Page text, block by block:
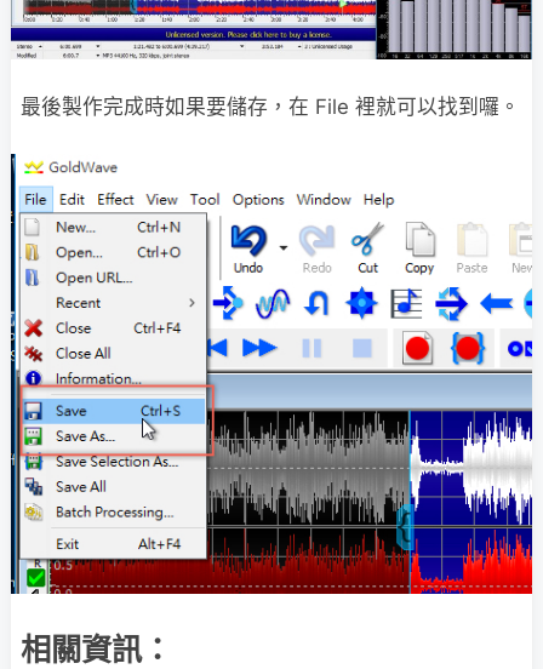
最後製作完成時如果要儲存，在 File 裡就可以找到囉。
相關資訊：